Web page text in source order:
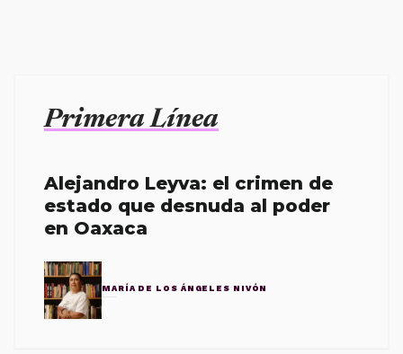
Primera Línea
Alejandro Leyva: el crimen de
estado que desnuda al poder
en Oaxaca
MARÍA DE LOS ÁNGELES NIVÓN